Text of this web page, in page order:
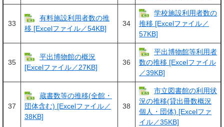
33
有料施設利用者数の推
移 [Excelファイル／54KB]
34
学校施設利用者数の
推移 [Excelファイル／
57KB]
35
平出博物館の概況
[Excelファイル／27KB]
36
平出博物館等利用者
数の推移 [Excelファイル
／39KB]
37
蔵書数等の推移(全館・
団体含む) [Excelファイル／
38KB]
38
​市立図書館の利用状
況の推移(貸出冊数概況
個人・団体) [Excelファ
イル／35KB]